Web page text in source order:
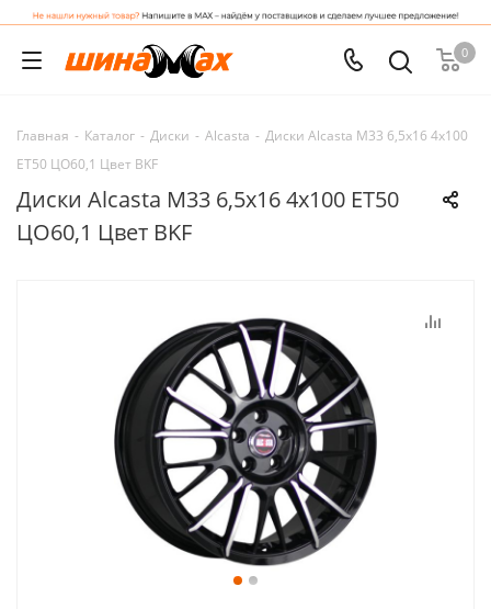
0
Главная - Каталог - Диски - Alcasta - Диски Alcasta M33 6,5x16 4x100
ET50 ЦО60,1 Цвет BKF
Диски Alcasta M33 6,5x16 4x100 ET50
ЦО60,1 Цвет BKF